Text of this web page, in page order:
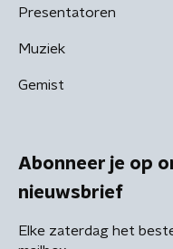
Presentatoren
Muziek
Gemist
Abonneer je op
nieuwsbrief
Elke zaterdag het